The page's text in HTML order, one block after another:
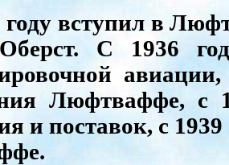
году вступил в
С 1936
Люфтваффе, с
и поставок, с